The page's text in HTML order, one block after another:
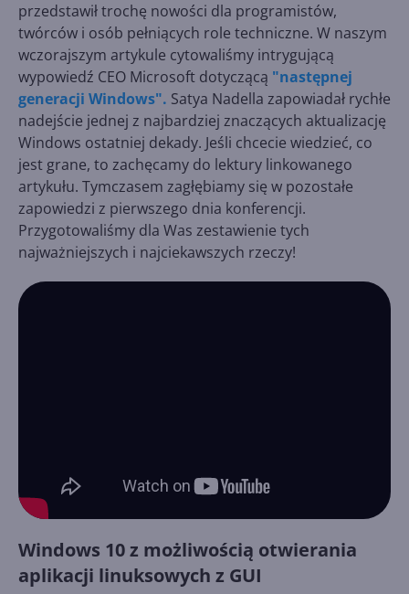
przedstawił trochę nowości dla programistów,
twórców i osób pełniących role techniczne. W naszym
wczorajszym artykule cytowaliśmy intrygującą
wypowiedź CEO Microsoft dotyczącą "następnej
generacji Windows". Satya Nadella zapowiadał rychłe
nadejście jednej z najbardziej znaczących aktualizację
Windows ostatniej dekady. Jeśli chcecie wiedzieć, co
jest grane, to zachęcamy do lektury linkowanego
artykułu. Tymczasem zagłębiamy się w pozostałe
zapowiedzi z pierwszego dnia konferencji.
Przygotowaliśmy dla Was zestawienie tych
najważniejszych i najciekawszych rzeczy!
Windows 10 z możliwością otwierania
aplikacji linuksowych z GUI